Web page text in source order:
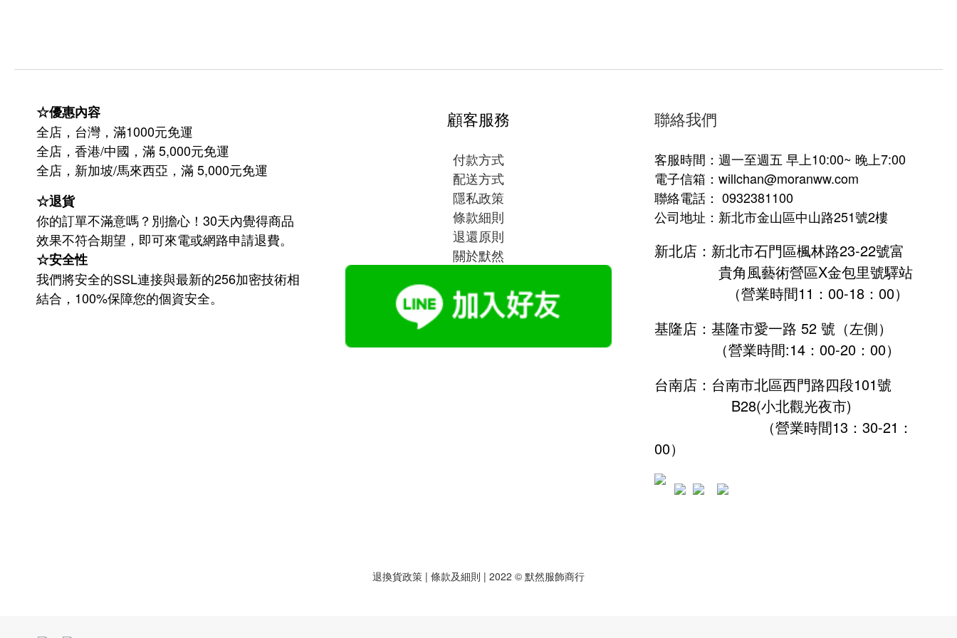
☆優惠內容
全店，台灣，滿1000元免運
全店，香港/中國，滿 5,000元免運
全店，新加坡/馬來西亞，滿 5,000元免運
☆退貨
你的訂單不滿意嗎？別擔心！30天內覺得商品
效果不符合期望，即可來電或網路申請退費。
☆安全性
我們將安全的SSL連接與最新的256加密技術相
結合，100%保障您的個資安全。
顧客服務
付款方式
配送方式
隱私政策
條款細則
退還原則
關於默然
聯絡我們
客服時間：週一至週五 早上10:00~ 晚上7:00
電子信箱：willchan@moranww.com
聯絡電話： 0932381100
公司地址：新北市金山區中山路251號2樓
新北店：新北市石門區楓林路23-22號富
貴角風藝術營區X金包里號驛站
（營業時間11：00-18：00）
基隆店：基隆市愛一路 52 號（左側）
（營業時間:14：00-20：00）
台南店：台南市北區西門路四段101號
B28(小北觀光夜市)
（營業時間13：30-21：
00）
退換貨政策 | 條款及細則 | 2022 © 默然服飾商行